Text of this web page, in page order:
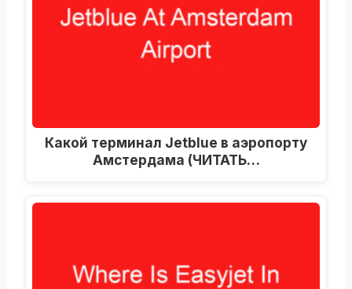
Какой терминал Jetblue в аэропорту
Амстердама (ЧИТАТЬ…